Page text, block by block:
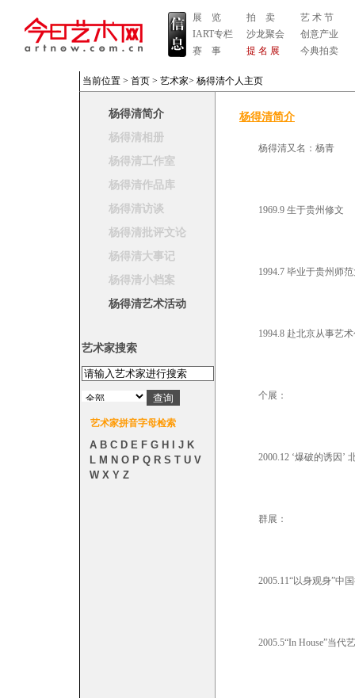
展 览
IART专栏
赛 事
拍 卖
沙龙聚会
提 名 展
艺 术 节
创意产业
今典拍卖
当前位置 > 首页 > 艺术家> 杨得清个人主页
杨得清简介
杨得清相册
杨得清工作室
杨得清作品库
杨得清访谈
杨得清批评文论
杨得清大事记
杨得清小档案
杨得清艺术活动
艺术家搜索
艺术家拼音字母检索
A B C D E F G H J K
L M N O P Q R S T U V
W X Y Z
杨得清简介
杨得清又名：杨青
1969.9 生于贵州修文
1994.7 毕业于贵州师范
1994.8 赴北京从事艺术
个展：
2000.12 ‘爆破的诱因’
群展：
2005.11“以身观身”中国
2005.5“In House”当代艺